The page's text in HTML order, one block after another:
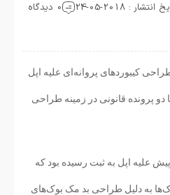
انتشار : 2018-05-24
0 دیدگاه
کیبوردهای پروانه‌ای علیه اپل
دو پرونده قانونی در زمینه طراحی
علیه اپل به ثبت رسیده بود که
به دلیل طراحی بد مک بوک‌های